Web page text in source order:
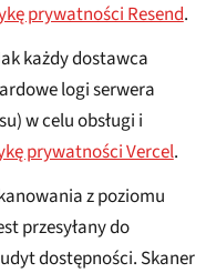
prywatności Resend.
każdy dostawca
logi serwera
w celu obsługi i
prywatności Vercel.
z poziomu
przesyłany do
dostępności. Skaner